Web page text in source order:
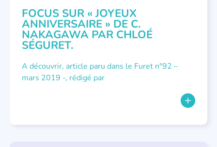
FOCUS SUR « JOYEUX
ANNIVERSAIRE » DE C.
NAKAGAWA PAR CHLOÉ
SÉGURET.
A découvrir, article paru dans le Furet n°92 –
mars 2019 -, rédigé par